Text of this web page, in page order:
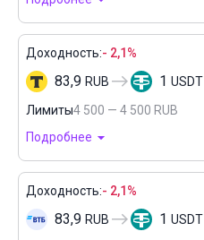
Доходность:- 2,1%
83,9 RUB 1 USDT
Лимиты4 500 — 4 500 RUB
Подробнее
Доходность:- 2,1%
83,9 RUB 1 USDT